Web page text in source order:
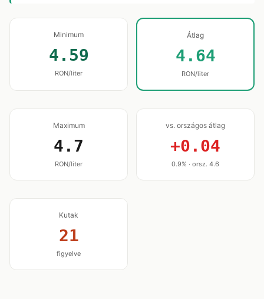
Minimum
4.59
RON/liter
Átlag
4.64
RON/liter
Maximum
4.7
RON/liter
vs. országos átlag
+0.04
0.9% · orsz. 4.6
Kutak
21
figyelve